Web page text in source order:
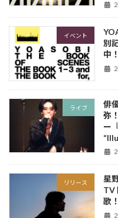
イベント
別
中！
ライブ
俳
弥
ー
リリース
星
TV
歌！